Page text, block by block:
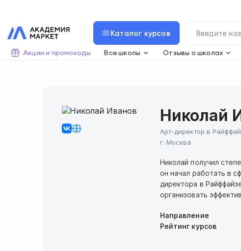
Каталог курсов
Акции и промокоды Все школы Отзывы о школах
Николай
Арт-директор в
г. Москва
Николай получил
он начал работать в
директора в
организовать
Направление
Рейтинг курсов